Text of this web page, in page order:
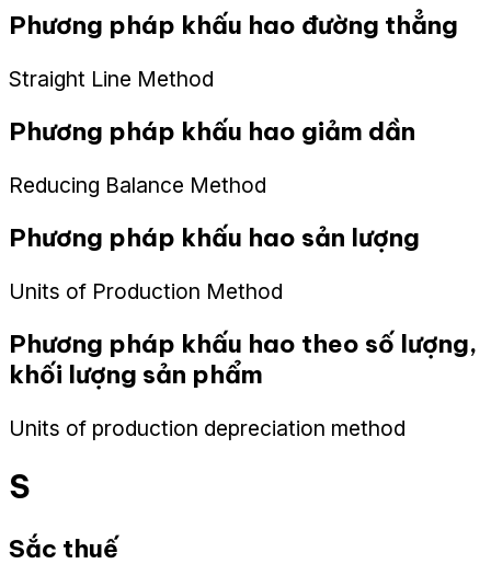
Phương pháp khấu hao đường thẳng
Straight Line Method
Phương pháp khấu hao giảm dần
Reducing Balance Method
Phương pháp khấu hao sản lượng
Units of Production Method
Phương pháp khấu hao theo số lượng,
khối lượng sản phẩm
Units of production depreciation method
S
Sắc thuế